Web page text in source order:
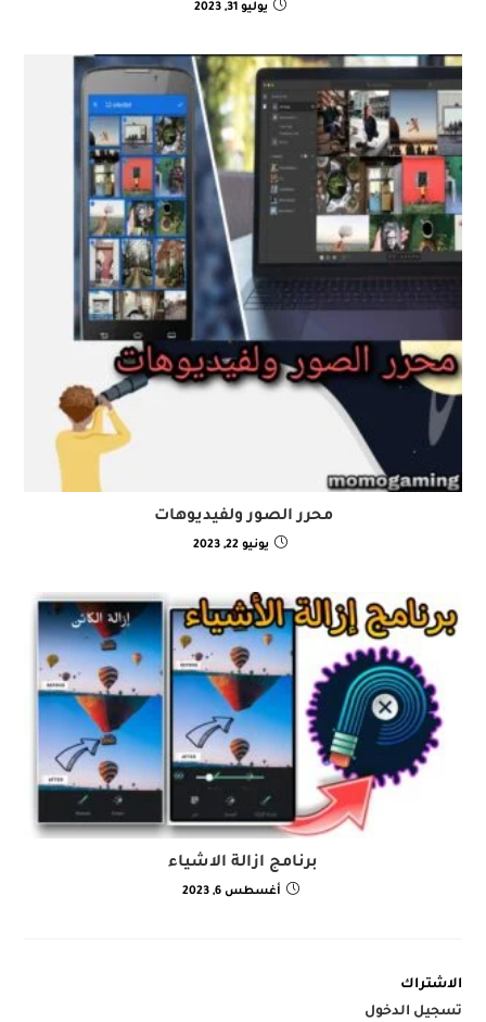
يوليو 31, 2023
محرر الصور ولفيديوهات
يونيو 22, 2023
برنامج ازالة الاشياء
أغسطس 6, 2023
الاشتراك
تسجيل الدخول